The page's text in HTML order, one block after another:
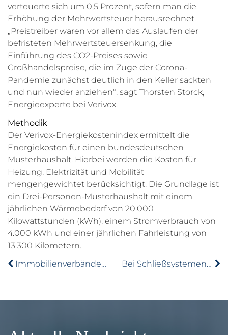
verteuerte sich um 0,5 Prozent, sofern man die
Erhöhung der Mehrwertsteuer herausrechnet.
„Preistreiber waren vor allem das Auslaufen der
befristeten Mehrwertsteuersenkung, die
Einführung des CO2-Preises sowie
Großhandelspreise, die im Zuge der Corona-
Pandemie zunächst deutlich in den Keller sackten
und nun wieder anziehen“, sagt Thorsten Storck,
Energieexperte bei Verivox.
Methodik
Der Verivox-Energiekostenindex ermittelt die
Energiekosten für einen bundesdeutschen
Musterhaushalt. Hierbei werden die Kosten für
Heizung, Elektrizität und Mobilität
mengengewichtet berücksichtigt. Die Grundlage ist
ein Drei-Personen-Musterhaushalt mit einem
jährlichen Wärmebedarf von 20.000
Kilowattstunden (kWh), einem Stromverbrauch von
4.000 kWh und einer jährlichen Fahrleistung von
13.300 Kilometern.
Immobilienverbände fordern längere Fristen beim Wasserzähler-Tausch
Bei Schließsystemen auf Sicherheit achten